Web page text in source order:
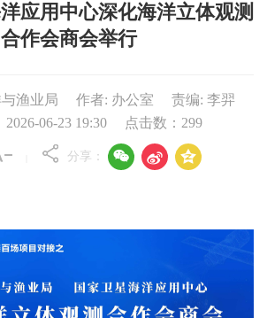
应用中心深化海洋立体观测
合作会商会举行
渔业局 作者: 办公室
责编: 李羿
06-23 19:30
点击数： 299
分享：   